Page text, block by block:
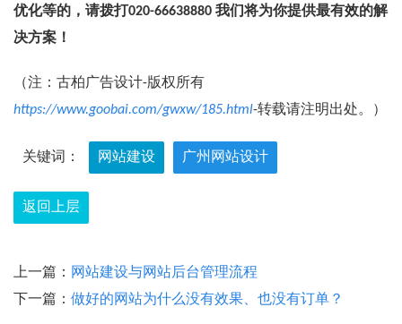
优化等的，请拨打020-66638880 我们将为你提供最有效的解
决方案！
（注：古柏广告设计-版权所有
https://www.goobai.com/gwxw/185.html-转载请注明出处。）
关键词： 网站建设 广州网站设计
返回上层
上一篇： 网站建设与网站后台管理流程
下一篇： 做好的网站为什么没有效果、也没有订单？